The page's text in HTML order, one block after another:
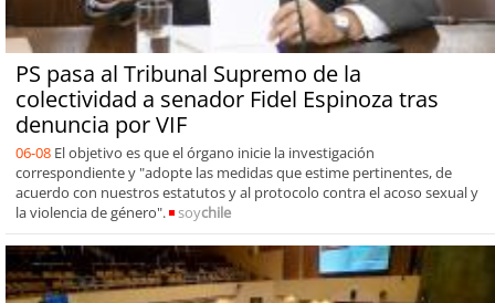
PS pasa al Tribunal Supremo de la
colectividad a senador Fidel Espinoza tras
denuncia por VIF
06-08 El objetivo es que el órgano inicie la investigación
correspondiente y "adopte las medidas que estime pertinentes, de
acuerdo con nuestros estatutos y al protocolo contra el acoso sexual y
la violencia de género".
soychile